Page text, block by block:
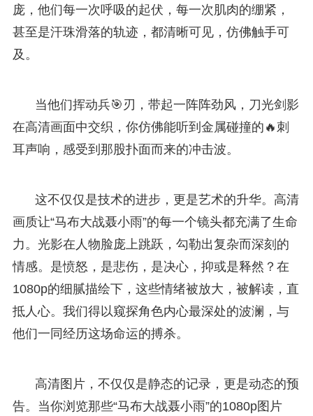
庞，他们每一次呼吸的起伏，每一次肌肉的绷紧，
甚至是汗珠滑落的轨迹，都清晰可见，仿佛触手可
及。
当他们挥动兵🎯刃，带起一阵阵劲风，刀光剑影
在高清画面中交织，你仿佛能听到金属碰撞的🔥刺
耳声响，感受到那股扑面而来的冲击波。
这不仅仅是技术的进步，更是艺术的升华。高清
画质让“马布大战聂小雨”的每一个镜头都充满了生命
力。光影在人物脸庞上跳跃，勾勒出复杂而深刻的
情感。是愤怒，是悲伤，是决心，抑或是释然？在
1080p的细腻描绘下，这些情绪被放大，被解读，直
抵人心。我们得以窥探角色内心最深处的波澜，与
他们一同经历这场命运的搏杀。
高清图片，不仅仅是静态的记录，更是动态的预
告。当你浏览那些“马布大战聂小雨”的1080p图片